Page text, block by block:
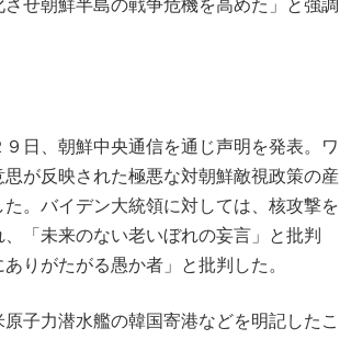
せ朝鮮半島の戦争危機を高めた」と強調
日、朝鮮中央通信を通じ声明を発表。ワ
が反映された極悪な対朝鮮敵視政策の産
。バイデン大統領に対しては、核攻撃を
「未来のない老いぼれの妄言」と批判
りがたがる愚か者」と批判した。
子力潜水艦の韓国寄港などを明記したこ